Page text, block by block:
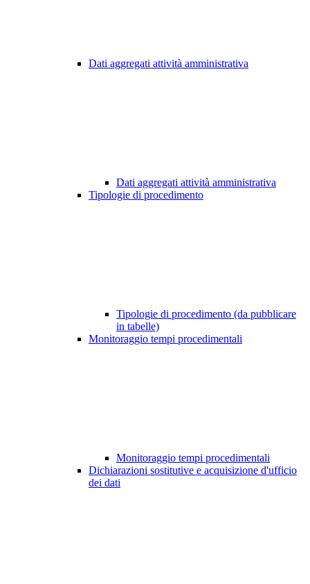
Dati aggregati attività amministrativa
Dati aggregati attività amministrativa
Tipologie di procedimento
Tipologie di procedimento (da pubblicare
in tabelle)
Monitoraggio tempi procedimentali
Monitoraggio tempi procedimentali
Dichiarazioni sostitutive e acquisizione d'ufficio
dei dati